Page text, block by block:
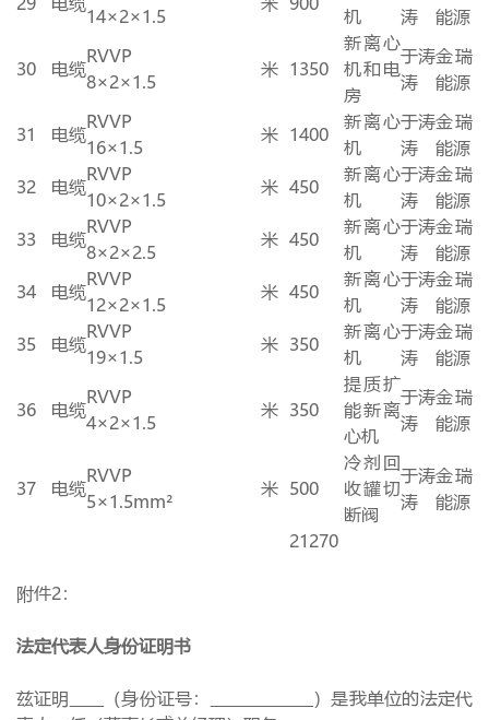
14×2×1.5
机
涛
能源
30 电缆
RVVP
8×2×1.5
米 1350
新离心
机和电
房
于涛
涛
金瑞
能源
31 电缆
RVVP
16×1.5
米 1400
新离心
机
于涛
涛
金瑞
能源
32
电缆
RVVP
10×2×1.5
米 450
新离心
机
于涛
涛
金瑞
能源
33
电缆
RVVP
8×2×2.5
米 450
新离心
机
于涛
涛
金瑞
能源
34
电缆
RVVP
12×2×1.5
米 450
新离心
机
于涛
涛
金瑞
能源
35
电缆
RVVP
19×1.5
米 350
新离心
机
于涛
涛
金瑞
能源
36 电缆
RVVP
4×2×1.5
米 350
提质扩
能新离
心机
于涛
涛
金瑞
能源
37 电缆
RVVP
5×1.5mm²
米 500
冷剂回
收罐切
断阀
于涛
涛
金瑞
能源
21270
附件2：
法定代表人身份证明书
兹证明 （身份证号：
）是我单位的法定代